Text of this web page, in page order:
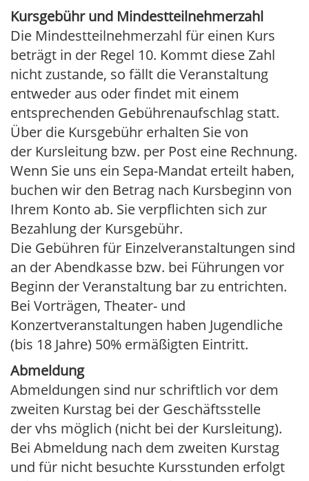
Kursgebühr und Mindestteilnehmerzahl
Die Mindestteilnehmerzahl für einen Kurs
beträgt in der Regel 10. Kommt diese Zahl
nicht zustande, so fällt die Veranstaltung
entweder aus oder findet mit einem
entsprechenden Gebührenaufschlag statt.
Über die Kursgebühr erhalten Sie von
der Kursleitung bzw. per Post eine Rechnung.
Wenn Sie uns ein Sepa-Mandat erteilt haben,
buchen wir den Betrag nach Kursbeginn von
Ihrem Konto ab. Sie verpflichten sich zur
Bezahlung der Kursgebühr.
Die Gebühren für Einzelveranstaltungen sind
an der Abendkasse bzw. bei Führungen vor
Beginn der Veranstaltung bar zu entrichten.
Bei Vorträgen, Theater- und
Konzertveranstaltungen haben Jugendliche
(bis 18 Jahre) 50% ermäßigten Eintritt.
Abmeldung
Abmeldungen sind nur schriftlich vor dem
zweiten Kurstag bei der Geschäftsstelle
der vhs möglich (nicht bei der Kursleitung).
Bei Abmeldung nach dem zweiten Kurstag
und für nicht besuchte Kursstunden erfolgt